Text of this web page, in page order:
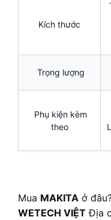
Kích thước
Trọng lượng
Phụ kiện kèm
theo
Mua MAKITA ở
WETECH VIỆT Địa